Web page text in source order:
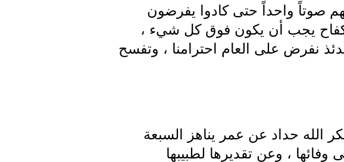
صوتاً واحداً حتى كادوا يفرضون
الكفاح يجب أن يكون فوق كل شيء ،
نفرض على العام احترامنا ، وتفسح
المنية الرفيق شكر الله حداد عن عمر يناهز السبعة
، وعن تقديرها لطبيبها